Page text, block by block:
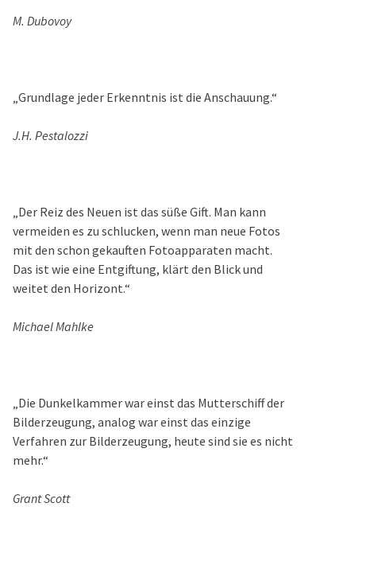
M. Dubovoy
„Grundlage jeder Erkenntnis ist die Anschauung.“
J.H. Pestalozzi
„Der Reiz des Neuen ist das süße Gift. Man kann
vermeiden es zu schlucken, wenn man neue Fotos
mit den schon gekauften Fotoapparaten macht.
Das ist wie eine Entgiftung, klärt den Blick und
weitet den Horizont.“
Michael Mahlke
„Die Dunkelkammer war einst das Mutterschiff der
Bilderzeugung, analog war einst das einzige
Verfahren zur Bilderzeugung, heute sind sie es nicht
mehr.“
Grant Scott